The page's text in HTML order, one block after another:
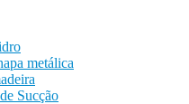
metálica
Sucção